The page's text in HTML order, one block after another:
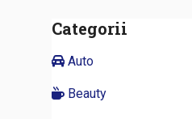
Categorii
Auto
Beauty